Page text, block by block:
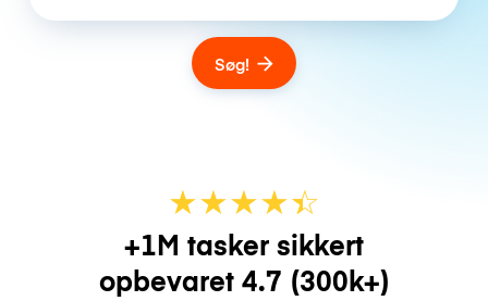
Søg!
★★★★☆
★
+1M tasker sikkert
opbevaret 4.7 (300k+)